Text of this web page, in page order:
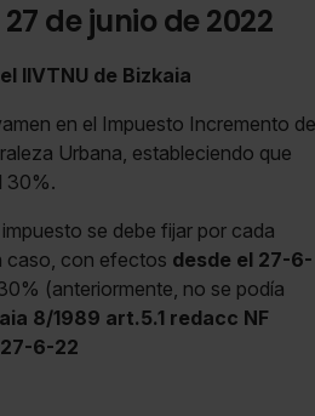
de junio de 2022
IIVTNU de Bizkaia
en el Impuesto Incremento de
Urbana, estableciendo que
30%.
se debe fijar por cada
caso, con efectos desde el 27-6-
(anteriormente, no se podía
8/1989 art.5.1 redacc NF
6-22